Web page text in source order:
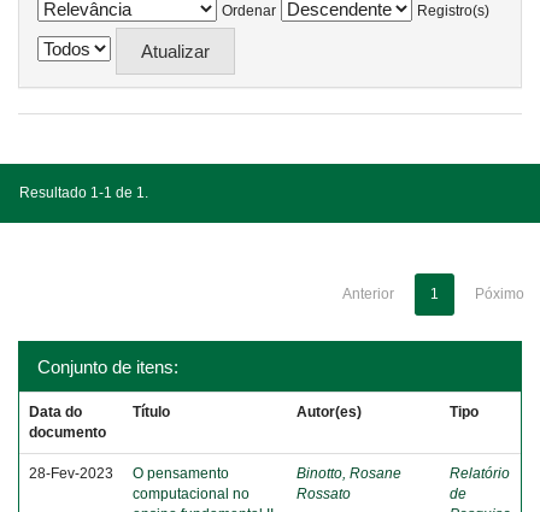
Ordenar
Registro(s)
Resultado 1-1 de 1.
Anterior 1 Póximo
Conjunto de itens:
Data do
documento
Título Autor(es) Tipo
28-Fev-2023
O pensamento
computacional no
Binotto, Rosane
Rossato
Relatório
de